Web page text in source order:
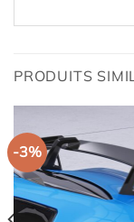
PRODUITS
-3%